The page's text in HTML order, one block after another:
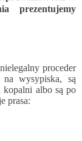
prezentujemy
proceder
na wysypiska, są
albo są po
prasa: